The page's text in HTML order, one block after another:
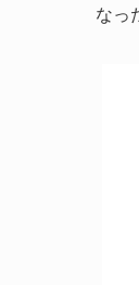
なっ